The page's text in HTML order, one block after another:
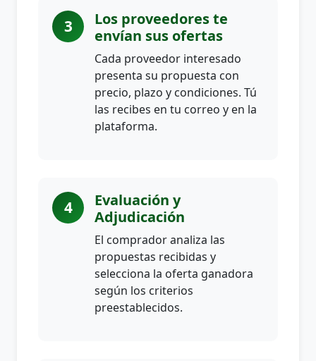
3
Los proveedores te
envían sus ofertas
Cada proveedor interesado
presenta su propuesta con
precio, plazo y condiciones. Tú
las recibes en tu correo y en la
plataforma.
4
Evaluación y
Adjudicación
El comprador analiza las
propuestas recibidas y
selecciona la oferta ganadora
según los criterios
preestablecidos.